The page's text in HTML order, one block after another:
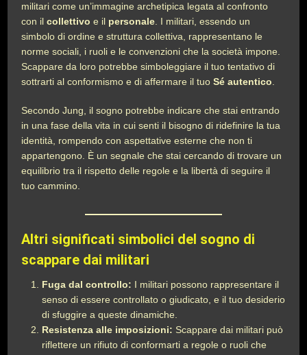
militari come un’immagine archetipica legata al confronto
con ilcollettivo e il personale . I militari, essendo un
simbolo di ordine e struttura collettiva, rappresentano le
norme sociali, i ruoli e le convenzioni che la società impone.
Scappare da loro potrebbe simboleggiare il tuo tentativo di
sottrarti al conformismo e di affermare il tuoSé autentico
Secondo Jung, il sogno potrebbe indicare che stai entrando
in una fase della vita in cui senti il bisogno di ridefinire la tua
identità, rompendo con aspettative esterne che non ti
appartengono. È un segnale che stai cercando di trovare un
equilibrio tra il rispetto delle regole e la libertà di seguire il
tuo cammino.
Altri significati simbolici del sogno di
scappare dai militari
Fuga dal controllo: I militari possono rappresentare il
senso di essere controllato o giudicato, e il tuo desiderio
di sfuggire a queste dinamiche.
Resistenza alle imposizioni: Scappare dai militari può
riflettere un rifiuto di conformarti a regole o ruoli che